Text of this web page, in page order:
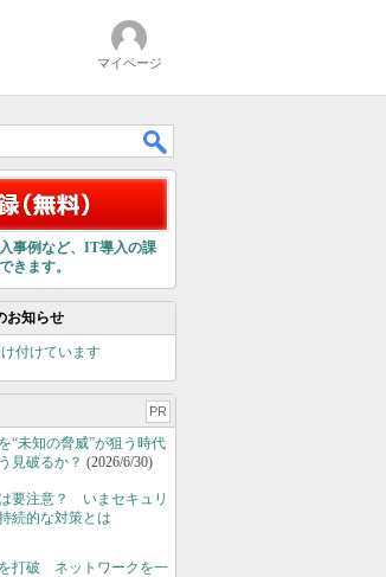
マイページ
事例など、IT導入の課
きます。
お知らせ
付けています
PR
“未知の脅威”が狙う時代
見破るか？ (2026/6/30)
は要注意？ いまセキュリ
続的な対策とは
打破 ネットワークを一